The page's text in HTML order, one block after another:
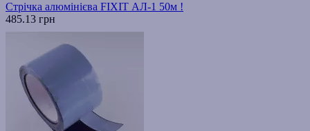
Стрічка алюмінієва FIXIT АЛ-1 50м !
485.13 грн